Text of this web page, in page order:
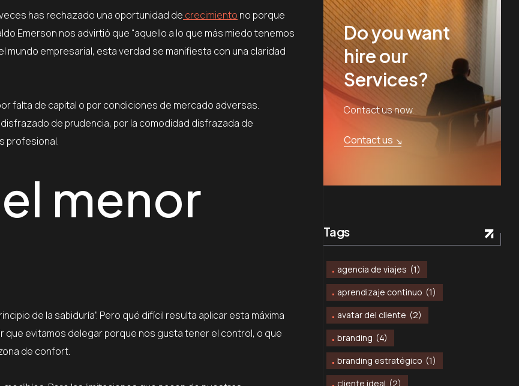
has rechazado una oportunidad de crecimiento no porque
Emerson nos advirtió que “aquello a lo que más miedo tenemos
mundo empresarial, esta verdad se manifiesta con una claridad
falta de capital o por condiciones de mercado adversas.
de prudencia, por la comodidad disfrazada de
profesional.
menor
de la sabiduría”. Pero qué difícil resulta aplicar esta máxima
evitamos delegar porque nos gusta tener el control, o que
de confort.
Do you want
hire our
Services?
Contact us now.
Contact us
Tags
agencia de viajes (1)
aprendizaje continuo (1)
avatar del cliente (2)
branding (4)
branding estratégico (1)
cliente ideal (2)